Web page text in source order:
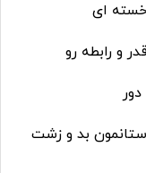
ای
و رابطه رو
بد و زشت